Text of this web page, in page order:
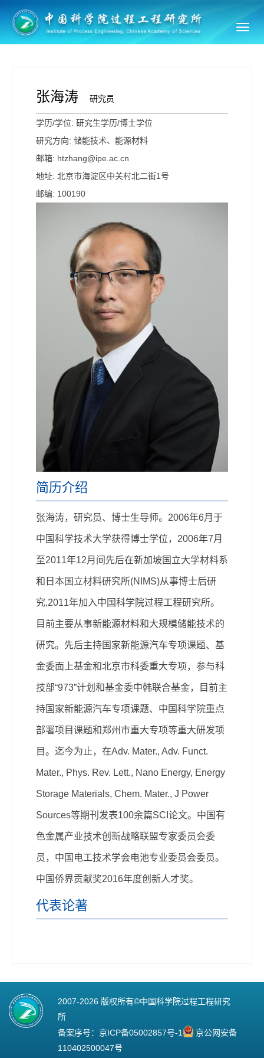
张海涛 研究员
学历/学位: 研究生学历/博士学位
研究方向: 储能技术、能源材料
邮箱: htzhang@ipe.ac.cn
地址: 北京市海淀区中关村北二街1号
邮编: 100190
简历介绍
张海涛，研究员、博士生导师。2006年6月于
中国科学技术大学获得博士学位，2006年7月
至2011年12月间先后在新加坡国立大学材料系
和日本国立材料研究所(NIMS)从事博士后研
究,2011年加入中国科学院过程工程研究所。
目前主要从事新能源材料和大规模储能技术的
研究。先后主持国家新能源汽车专项课题、基
金委面上基金和北京市科委重大专项，参与科
技部“973”计划和基金委中韩联合基金，目前主
持国家新能源汽车专项课题、中国科学院重点
部署项目课题和郑州市重大专项等重大研发项
目。迄今为止， 在Adv. Mater., Adv. Funct.
Mater., Phys. Rev. Lett., Nano Energy, Energy
Storage Materials, Chem. Mater., J Power
Sources等期刊发表100余篇SCI论文。中国有
色金属产业技术创新战略联盟专家委员会委
员，中国电工技术学会电池专业委员会委员。
中国侨界贡献奖2016年度创新人才奖。
代表论著
2007-2026 版权所有©中国科学院过程工程研究
所
备案序号： 京ICP备05002857号-1
京公网安备
110402500047号